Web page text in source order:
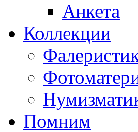
Анкета
Коллекции
Помним